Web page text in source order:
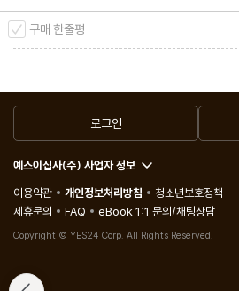
朝陽公園
차오양 공원
퇀지에후 공원
# 북경의 밤에 취하다
/ 시원한 맥주를 마실 수 있는 곳
북경 크래프트 비어 씬의 창시자, 북경 대
구매 한줄평
로그인
예스이십사(주) 사업자 정보
이용약관
개인정보처리방침
청소년보호정책
제휴문의
FAQ eBook 1:1 문의/채팅상담
Copyright © YES24 Corp. All Rights Reserved.